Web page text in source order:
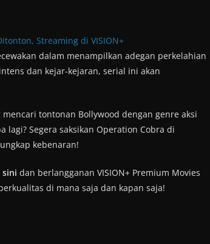
Streaming di VISION+
dalam menampilkan adegan perkelahian
dan kejar-kejaran, serial ini akan
tontonan Bollywood dengan genre aksi
lagi? Segera saksikan Operation Cobra di
kebenaran!
sini dan berlangganan VISION+ Premium Movies
di mana saja dan kapan saja!